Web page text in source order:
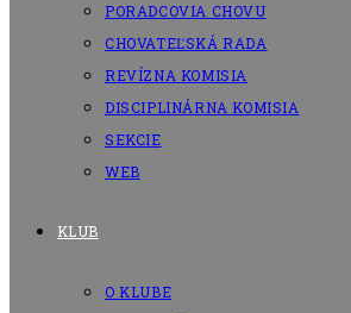
PORADCOVIA CHOVU
CHOVATEĽSKÁ RADA
REVÍZNA KOMISIA
DISCIPLINÁRNA KOMISIA
SEKCIE
WEB
KLUB
O KLUBE